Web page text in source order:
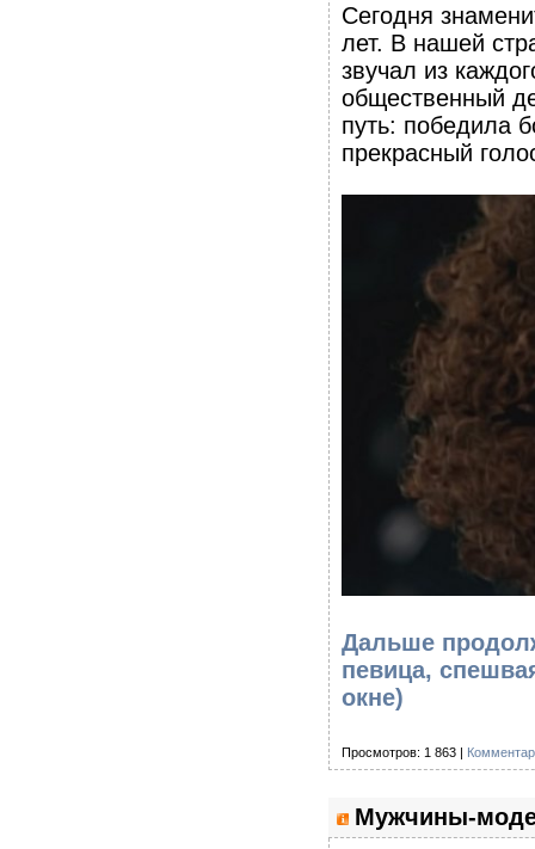
Сегодня
лет. В нашей
звучал из
общественный
путь: победила
прекрасный
Дальше
певица,
окне)
Просмотров: 1 863 |
Мужчины-